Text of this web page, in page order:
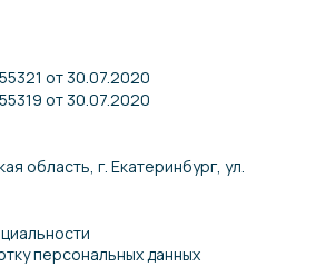
от 30.07.2020
от 30.07.2020
область, г. Екатеринбург, ул.
персональных данных